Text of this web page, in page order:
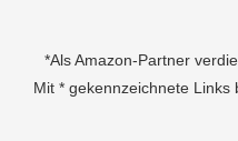
*Als Amazon-Partner
Mit * gekennzeichnete Links